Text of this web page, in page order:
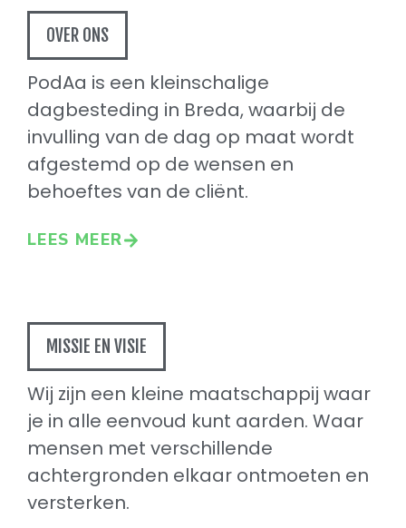
OVER ONS
PodAa is een kleinschalige
dagbesteding in Breda, waarbij de
invulling van de dag op maat wordt
afgestemd op de wensen en
behoeftes van de cliënt.
LEES MEER
MISSIE EN VISIE
Wij zijn een kleine maatschappij waar
je in alle eenvoud kunt aarden. Waar
mensen met verschillende
achtergronden elkaar ontmoeten en
versterken.